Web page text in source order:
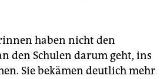
haben nicht den
den Schulen darum geht, ins
Sie bekämen deutlich mehr